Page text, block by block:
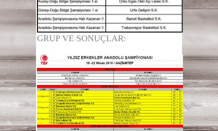
GRUP VE SONUÇLAR: